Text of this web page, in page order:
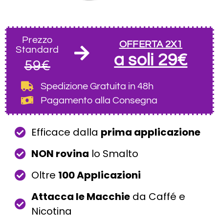
Prezzo
Standard
59€
OFFERTA 2X1
a soli 29€
Spedizione Gratuita in 48h
Pagamento alla Consegna
Efficace dalla prima applicazione
NON rovina lo Smalto
Oltre 100 Applicazioni
Attacca le Macchieda Caffé e
Nicotina